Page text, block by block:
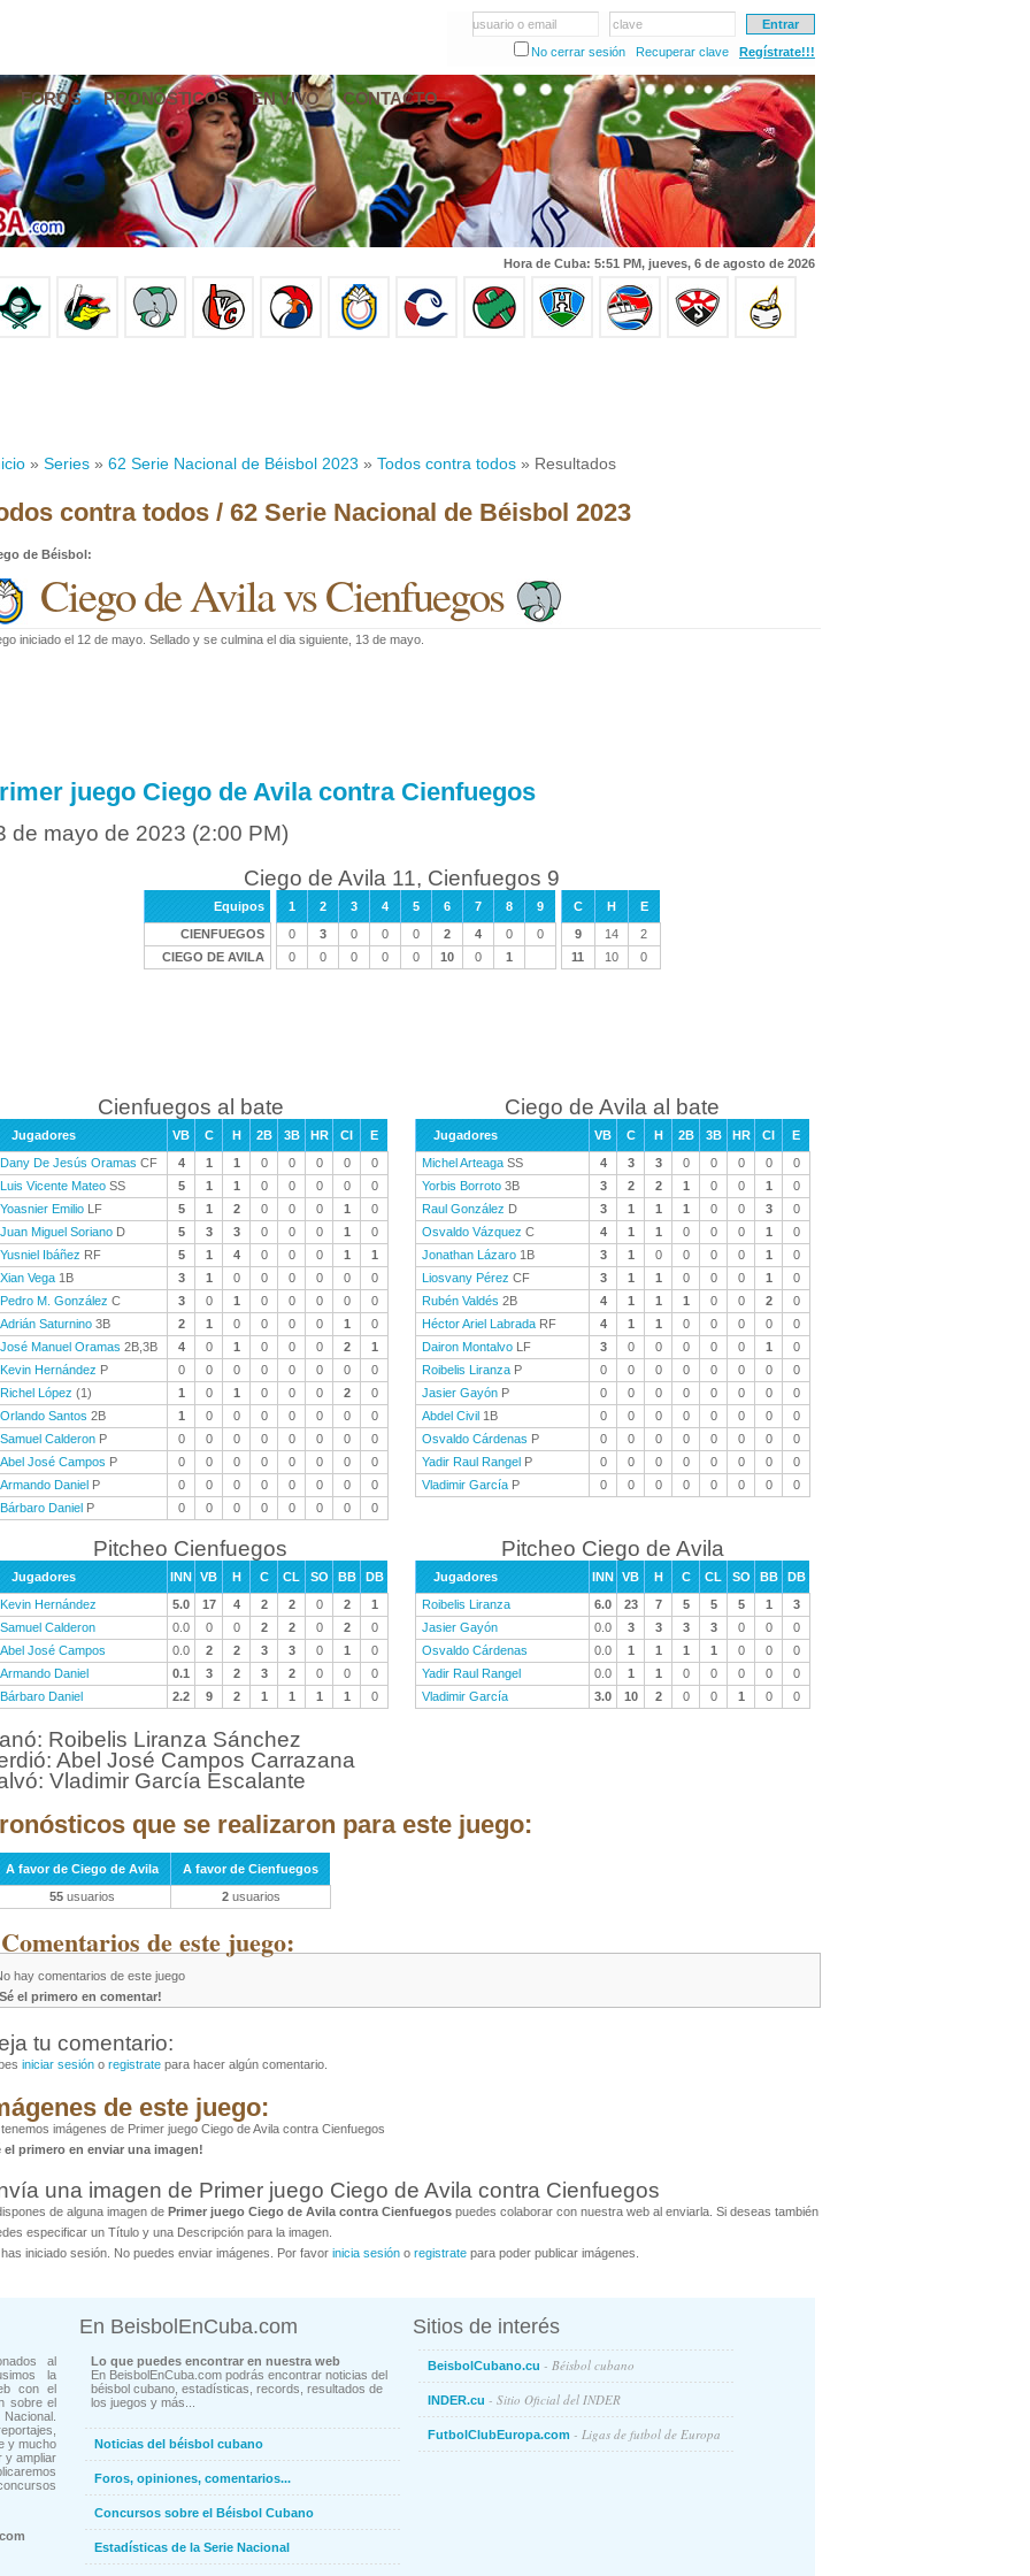
usuario o email
clave
No cerrar sesión
Recuperar clave Regístrate!!!
FOROS PRONÓSTICOS EN VIVO CONTACTO
Hora de Cuba: 5:51 PM, jueves, 6 de agosto de 2026
» Series » 62 Serie Nacional de Béisbol 2023 » Todos contra todos » Resultados
contra todos / 62 Serie Nacional de Béisbol 2023
de Béisbol:
Ciego de Avila vs Cienfuegos
iniciado el 12 de mayo. Sellado y se culmina el dia siguiente, 13 de mayo.
juego Ciego de Avila contra Cienfuegos
de mayo de 2023 (2:00 PM)
Ciego de Avila 11, Cienfuegos 9
Equipos 1 2 3 4 5 6 7 8 9 C H
E
CIENFUEGOS
0 3 0 0 0 2 4 0 0 9 14
2
CIEGO DE AVILA
0 0 0 0 0 10 0 1 11 10 0
Cienfuegos al bate
Jugadores VB C H 2B 3B HR CI
E
Dany De Jesús Oramas CF 4 1 1 0 0 0 0
0
Luis Vicente Mateo SS 5 1 1 0 0 0 0
0
Yoasnier Emilio LF 5 1 2 0 0 0 1
0
Juan Miguel Soriano D 5 3 3 0 0 0 1
0
Yusniel Ibáñez RF 5 1 4 0 0 0 1
1
Xian Vega 1B 3 1 0 0 0 0 0
0
Pedro M. González C 3 0 1 0 0 0 0
0
Adrián Saturnino 3B 2 1 0 0 0 0 1
0
José Manuel Oramas 2B,3B 4 0 1 0 0 0 2
1
Kevin Hernández P 0 0 0 0 0 0 0
0
Richel López (1) 1 0 1 0 0 0 2
0
Orlando Santos 2B 1 0 0 0 0 0 0
0
Samuel Calderon P 0 0 0 0 0 0 0
0
Abel José Campos P 0 0 0 0 0 0 0
0
Armando Daniel P 0 0 0 0 0 0 0
0
Bárbaro Daniel P 0 0 0 0 0 0 0 0
Ciego de Avila al bate
Jugadores VB C H 2B 3B HR CI
E
Michel Arteaga SS 4 3 3 0 0 0 0
0
Yorbis Borroto 3B 3 2 2 1 0 0 1
0
Raul González D 3 1 1 1 0 0 3
0
Osvaldo Vázquez C 4 1 1 0 0 0 1
0
Jonathan Lázaro 1B 3 1 0 0 0 0 1
0
Liosvany Pérez CF 3 1 1 0 0 0 1
0
Rubén Valdés 2B 4 1 1 1 0 0 2
0
Héctor Ariel Labrada RF 4 1 1 0 0 0 0
0
Dairon Montalvo LF 3 0 0 0 0 0 1
0
Roibelis Liranza P 0 0 0 0 0 0 0
0
Jasier Gayón P 0 0 0 0 0 0 0
0
Abdel Civil 1B 0 0 0 0 0 0 0
0
Osvaldo Cárdenas P 0 0 0 0 0 0 0
0
Yadir Raul Rangel P 0 0 0 0 0 0 0
0
Vladimir García P 0 0 0 0 0 0 0 0
Pitcheo Cienfuegos
Jugadores INN VB H C CL SO BB
DB
Kevin Hernández
5.0 17 4 2 2 0 2
1
Samuel Calderon
0.0 0 0 2 2 0 2
0
Abel José Campos
0.0 2 2 3 3 0 1
0
Armando Daniel
0.1 3 2 3 2 0 0
0
Bárbaro Daniel
2.2 9 2 1 1 1 1 0
Pitcheo Ciego de Avila
Jugadores INN VB H C CL SO BB
DB
Roibelis Liranza
6.0 23 7 5 5 5 1
3
Jasier Gayón
0.0 3 3 3 3 0 0
0
Osvaldo Cárdenas
0.0 1 1 1 1 0 0
0
Yadir Raul Rangel
0.0 1 1 0 0 0 0
0
Vladimir García
3.0 10 2 0 0 1 0 0
Roibelis Liranza Sánchez
Abel José Campos Carrazana
Vladimir García Escalante
que se realizaron para este juego:
A favor de Ciego de Avila
A favor de Cienfuegos
55 usuarios 2usuarios
de este juego:
hay comentarios de este juego
el primero en comentar!
tu comentario:
iniciar sesión o registrate para hacer algún comentario.
de este juego:
imágenes de Primer juego Ciego de Avila contra Cienfuegos
el primero en enviar una imagen!
una imagen de Primer juego Ciego de Avila contra Cienfuegos
de alguna imagen de Primer juego Ciego de Avila contra Cienfuegos puedes colaborar con nuestra web al enviarla. Si deseas también
especificar un Título y una Descripción para la imagen.
has iniciado sesión. No puedes enviar imágenes. Por favor inicia sesión o registrate para poder publicar imágenes.
al
la
con el
sobre el
y mucho
y ampliar
En BeisbolEnCuba.com
Lo que puedes encontrar en nuestra web
En BeisbolEnCuba.com podrás encontrar noticias del
béisbol cubano, estadísticas, records, resultados de
los juegos y más...
Noticias del béisbol cubano
Foros, opiniones, comentarios...
Concursos sobre el Béisbol Cubano
Estadísticas de la Serie Nacional
Sitios de interés
BeisbolCubano.cu - Béisbol cubano
INDER.cu - Sitio Oficial del INDER
FutbolClubEuropa.com - Ligas de futbol de Europa